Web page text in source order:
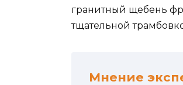
гранитный щебень
тщательной
Мнение